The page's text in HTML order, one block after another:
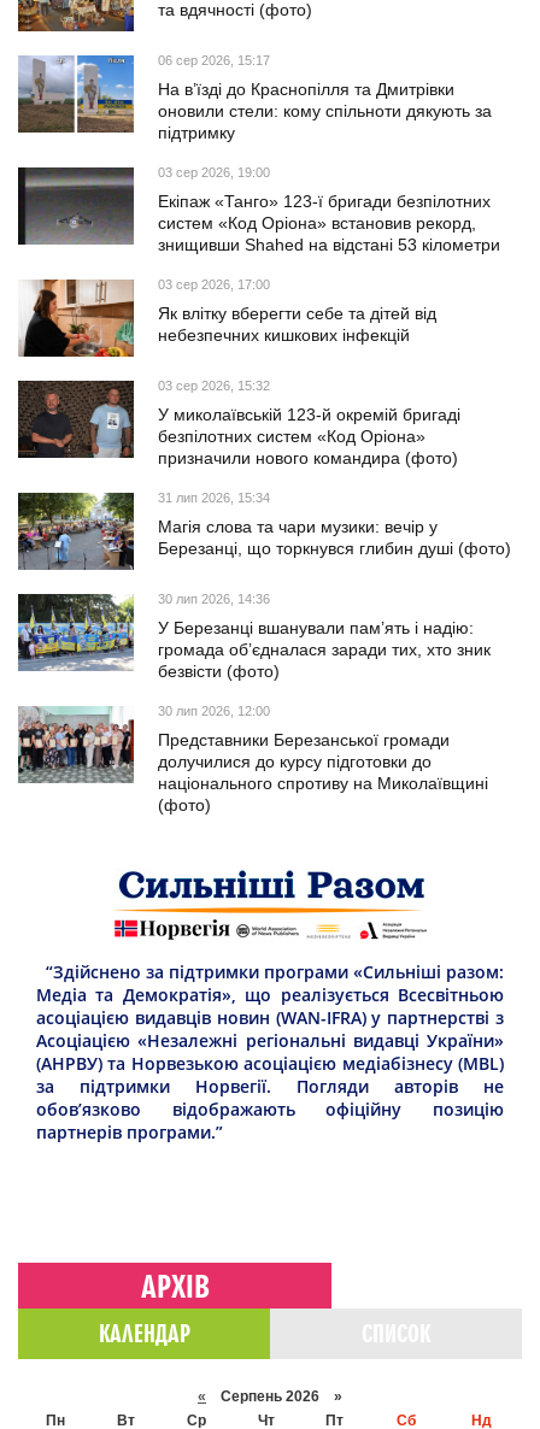
та вдячності (фото)
06 сер 2026, 15:17
На в’їзді до Краснопілля та Дмитрівки
оновили стели: кому спільноти дякують за
підтримку
03 сер 2026, 19:00
Екіпаж «Танго» 123-ї бригади безпілотних
систем «Код Оріона» встановив рекорд,
знищивши Shahed на відстані 53 кілометри
03 сер 2026, 17:00
Як влітку вберегти себе та дітей від
небезпечних кишкових інфекцій
03 сер 2026, 15:32
У миколаївській 123-й окремій бригаді
безпілотних систем «Код Оріона»
призначили нового командира (фото)
31 лип 2026, 15:34
Магія слова та чари музики: вечір у
Березанці, що торкнувся глибин душі (фото)
30 лип 2026, 14:36
У Березанці вшанували пам’ять і надію:
громада об’єдналася заради тих, хто зник
безвісти (фото)
30 лип 2026, 12:00
Представники Березанської громади
долучилися до курсу підготовки до
національного спротиву на Миколаївщині
(фото)
“Здійснено за підтримки програми «Сильніші разом:
Медіа та Демократія», що реалізується Всесвітньою
асоціацією видавців новин (WAN-IFRA) у партнерстві з
Асоціацією «Незалежні регіональні видавці України»
(АНРВУ) та Норвезькою асоціацією медіабізнесу (MBL)
за підтримки Норвегії. Погляди авторів не
обов’язково відображають офіційну позицію
партнерів програми.”
АРХІВ
КАЛЕНДАР
« Серпень 2026 »
Пн
Вт Ср Чт Пт Сб
Нд